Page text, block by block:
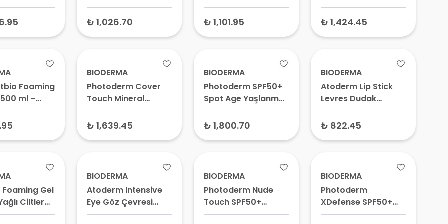
300 ml
75 ml – Bebek Pişik
Kremi, Pişik Önleyici
₺ 1,026.70 ₺ 1,101.95
Renkli Güneş Kremi
Very Light 40 ml –
₺ 1,424.45
Foaming
ml –
BIODERMA
Photoderm Cover
Touch Mineral
SPF50+ Karma ve
Yağlı Ciltler için
Kapatıcılı Güneş
Koruyucu, Renkli
Güneş Koruyucu
₺ 1,639.45
BIODERMA
Photoderm SPF50+
Spot Age Yaşlanma
Karşıtı Güneş
Koruyucu Krem 40
Kremi
₺ 1,800.70
BIODERMA
Atoderm Lip Stick
Levres Dudak
Nemlendirici 4 gr
₺ 822.45
Foaming Gel
Ciltler
Jel
BIODERMA
Atoderm Intensive
Eye Göz Çevresi
Bakım Kremi 100 ml
BIODERMA
Photoderm Nude
Touch SPF50+
Karma ve Yağlı
BIODERMA
Photoderm
XDefense SPF50+
Tüm Cilt Tipleri İçin